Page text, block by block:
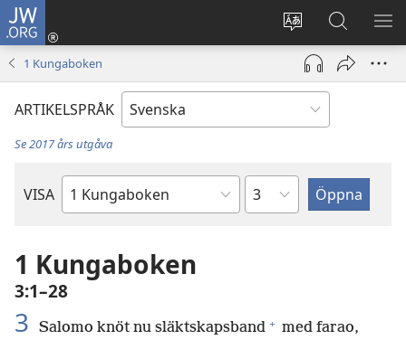
JW.ORG
Ändra
webbplatsens
språk
Logga
(öppnar
fönster)
Sök
på
jw.org
1 Kungaboken
ARTIKELSPRÅK
Se 2017 års utgåva
VISA
Bibelbok
Kapitel
1 Kungaboken
3:1–28
3 Salomo knöt nu släktskapsband + med farao,